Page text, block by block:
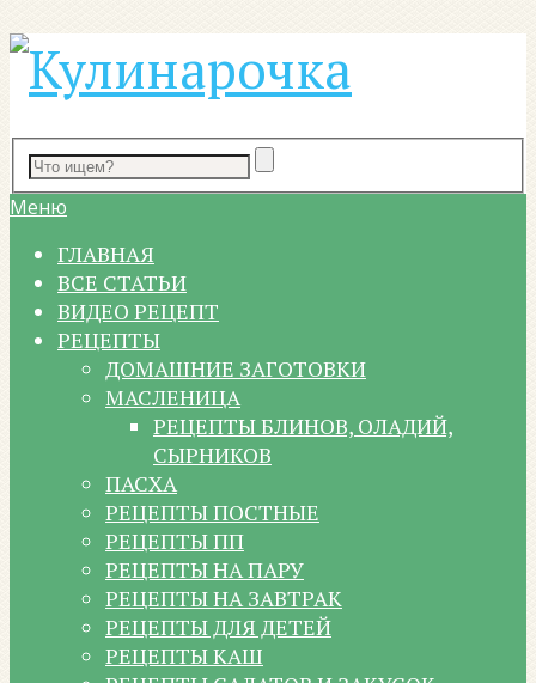
Меню
ГЛАВНАЯ
ВСЕ СТАТЬИ
ВИДЕО РЕЦЕПТ
РЕЦЕПТЫ
ДОМАШНИЕ ЗАГОТОВКИ
МАСЛЕНИЦА
РЕЦЕПТЫ БЛИНОВ, ОЛАДИЙ,
СЫРНИКОВ
ПАСХА
РЕЦЕПТЫ ПОСТНЫЕ
РЕЦЕПТЫ ПП
РЕЦЕПТЫ НА ПАРУ
РЕЦЕПТЫ НА ЗАВТРАК
РЕЦЕПТЫ ДЛЯ ДЕТЕЙ
РЕЦЕПТЫ КАШ